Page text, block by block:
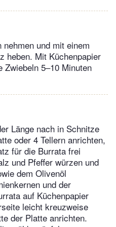
und mit einem
heben. Mit Küchenpapier
Zwiebeln 5–10 Minuten
Länge nach in Schnitze
oder 4 Tellern anrichten,
für die Burrata frei
und Pfeffer würzen und
dem Olivenöl
und der
auf Küchenpapier
leicht kreuzweise
der Platte anrichten.